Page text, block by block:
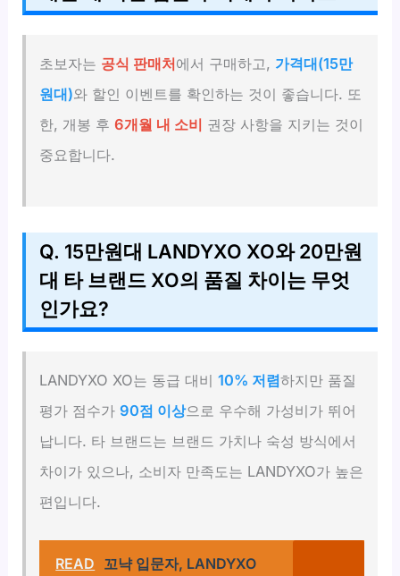
초보자는 공식 판매처에서 구매하고, 가격대(15만
원대)와 할인 이벤트를 확인하는 것이 좋습니다. 또
한, 개봉 후6개월 내 소비 권장 사항을 지키는 것이
중요합니다.
Q. 15만원대 LANDYXO XO와 20만원
대 타 브랜드 XO의 품질 차이는 무엇
인가요?
LANDYXO XO는 동급 대비10% 저렴하지만 품질
평가 점수가90점 이상으로 우수해 가성비가 뛰어
납니다. 타 브랜드는 브랜드 가치나 숙성 방식에서
차이가 있으나, 소비자 만족도는 LANDYXO가 높은
편입니다.
READ 꼬냑 입문자, LANDYXO